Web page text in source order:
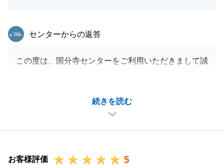
続きを読む
東急リバブル
センターからの返答
この度は、国分寺センターをご利用いただきまして誠
しまい申し訳ございません。
先方の不動産会社と連携を取りながら引き続きご対応
させていただきます。
お客様評価 5